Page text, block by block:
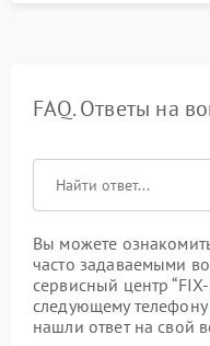
FAQ. Ответы на
Вы можете
часто задаваемыми
сервисный центр
следующему телефону
нашли ответ на свой